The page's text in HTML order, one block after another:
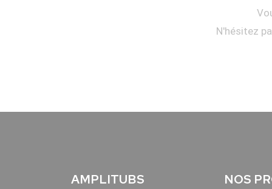
N'hésitez
AMPLITUBS NOS